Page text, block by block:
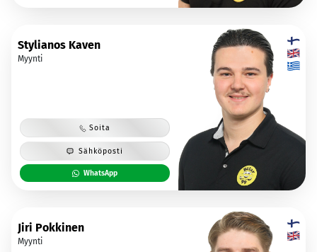
Stylianos Kaven
Myynti
Soita
Sähköposti
WhatsApp
Jiri Pokkinen
Myynti